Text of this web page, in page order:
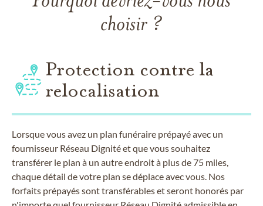
choisir ?
Protection contre la
relocalisation
Lorsque vous avez un plan funéraire prépayé avec un
fournisseur Réseau Dignité et que vous souhaitez
transférer le plan à un autre endroit à plus de 75 miles,
chaque détail de votre plan se déplace avec vous. Nos
forfaits prépayés sont transférables et seront honorés par